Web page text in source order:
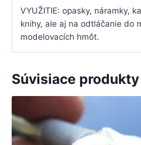
VYUŽITIE: opasky, náramky,
knihy, ale aj na odtláčanie do
modelovacích hmôt.
Súvisiace produkty